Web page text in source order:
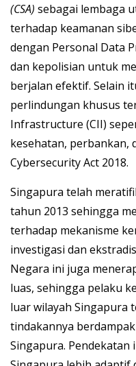
(CSA) sebagai lembaga
terhadap keamanan
dengan Personal Data
dan kepolisian untuk
berjalan efektif. Selain
perlindungan khusus
Infrastructure (CII)
kesehatan, perbankan,
Cybersecurity Act 2018.
Singapura telah
tahun 2013 sehingga
terhadap mekanisme
investigasi dan
Negara ini juga
luas, sehingga pelaku
luar wilayah Singapura
tindakannya
Singapura. Pendekatan